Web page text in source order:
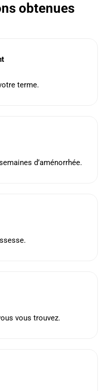
obtenues
terme.
d’aménorrhée.
vous trouvez.